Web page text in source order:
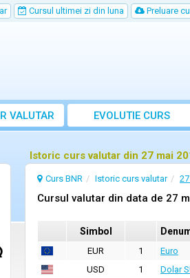
Cursul ultimei zi din luna Preluare
VALUTAR EVOLUTIE CURS
Istoric curs valutar din 27 mai
Curs BNR Istoric curs valutar
Cursul valutar din data de 27
Simbol
EUR 1 Euro
USD
1 Dolar